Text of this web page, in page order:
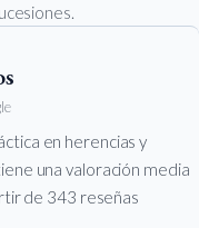
en herencias y
una valoración media
de 343 reseñas